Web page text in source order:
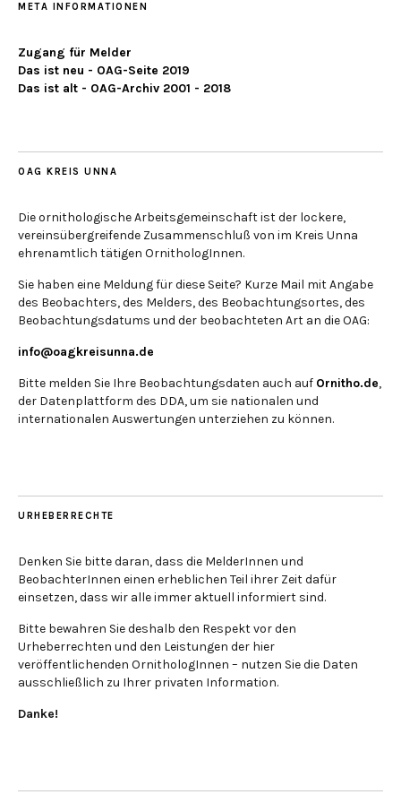
META INFORMATIONEN
Zugang für Melder
Das ist neu - OAG-Seite 2019
Das ist alt - OAG-Archiv 2001 - 2018
OAG KREIS UNNA
Die ornithologische Arbeitsgemeinschaft ist der lockere,
vereinsübergreifende Zusammenschluß von im Kreis Unna
ehrenamtlich tätigen OrnithologInnen.
Sie haben eine Meldung für diese Seite? Kurze Mail mit Angabe
des Beobachters, des Melders, des Beobachtungsortes, des
Beobachtungsdatums und der beobachteten Art an die OAG:
info@oagkreisunna.de
Bitte melden Sie Ihre Beobachtungsdaten auch auf Ornitho.de,
der Datenplattform des DDA, um sie nationalen und
internationalen Auswertungen unterziehen zu können.
URHEBERRECHTE
Denken Sie bitte daran, dass die MelderInnen und
BeobachterInnen einen erheblichen Teil ihrer Zeit dafür
einsetzen, dass wir alle immer aktuell informiert sind.
Bitte bewahren Sie deshalb den Respekt vor den
Urheberrechten und den Leistungen der hier
veröffentlichenden OrnithologInnen – nutzen Sie die Daten
ausschließlich zu Ihrer privaten Information.
Danke!